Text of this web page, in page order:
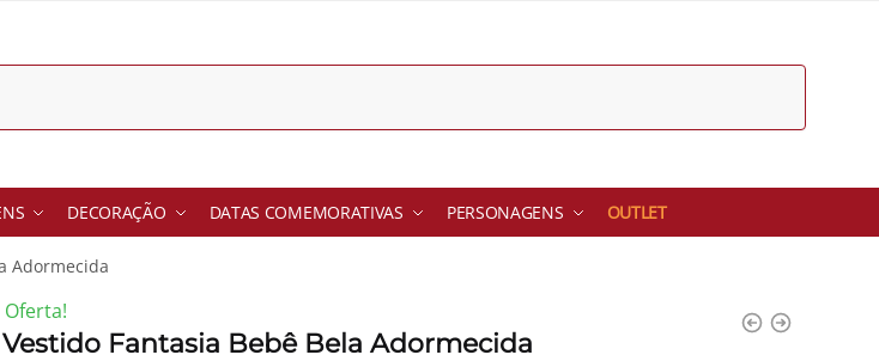
DECORAÇÃO DATAS COMEMORATIVAS PERSONAGENS OUTLET
Adormecida
Oferta!
Vestido Fantasia Bebê Bela Adormecida